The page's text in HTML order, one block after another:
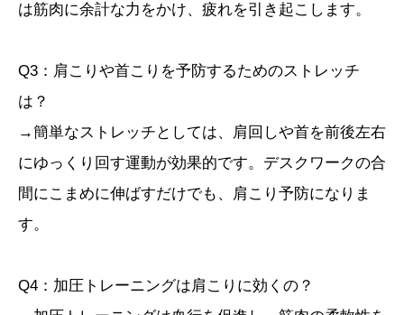
は筋肉に余計な力をかけ、疲れを引き起こします。
Q3：肩こりや首こりを予防するためのストレッチ
は？
→簡単なストレッチとしては、肩回しや首を前後左右
にゆっくり回す運動が効果的です。デスクワークの合
間にこまめに伸ばすだけでも、肩こり予防になりま
す。
Q4：加圧トレーニングは肩こりに効くの？